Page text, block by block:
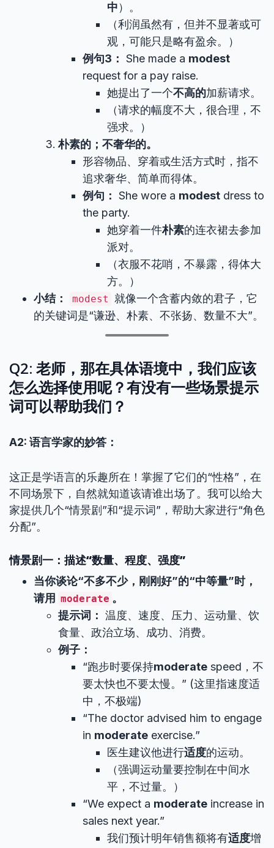
中）。
（利润虽然有，但并不显著或可
观，可能只是略有盈余。）
例句3： She made a modest
request for a pay raise.
她提出了一个不高的加薪请求。
（请求的幅度不大，很合理，不
强求。）
朴素的；不奢华的。
形容物品、穿着或生活方式时，指不
追求奢华、简单而得体。
例句： She wore a modest dress to
the party.
她穿着一件朴素的连衣裙去参加
派对。
（衣服不花哨，不暴露，得体大
方。）
小结：
modest
就像一个含蓄内敛的君子，它
的关键词是“谦逊、朴素、不张扬、数量不大”。
Q2: 老师，那在具体语境中，我们应该
怎么选择使用呢？有没有一些场景提示
词可以帮助我们？
A2: 语言学家的妙答：
这正是学语言的乐趣所在！掌握了它们的“性格”，在
不同场景下，自然就知道该请谁出场了。我可以给大
家提供几个“情景剧”和“提示词”，帮助大家进行“角色
分配”。
情景剧一：描述“数量、程度、强度”
当你谈论“不多不少，刚刚好”的“中等量”时，
请用 moderate 。
提示词： 温度、速度、压力、运动量、饮
食量、政治立场、成功、消费。
例子：
“跑步时要保持moderate speed，不
要太快也不要太慢。” (这里指速度适
中，不极端)
“The doctor advised him to engage
in moderate exercise.”
医生建议他进行适度的运动。
（强调运动量要控制在中间水
平，不过量。）
“We expect a moderate increase in
sales next year.”
我们预计明年销售额将有适度增